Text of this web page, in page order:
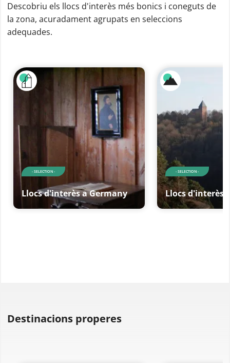
Descobriu els llocs d'interès més bonics i coneguts de
la zona, acuradament agrupats en seleccions
adequades.
- SELECTION -
Llocs d'interès a Germany
- SELECTION -
Llocs d'interès
Destinacions properes